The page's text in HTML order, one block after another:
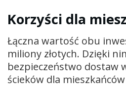
Korzyści dla
Łączna wartość obu
miliony złotych. Dzięki
bezpieczeństwo dostaw
ścieków dla